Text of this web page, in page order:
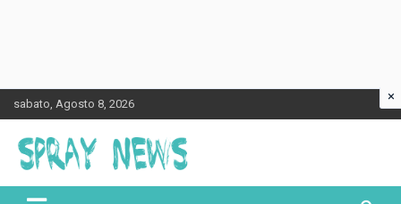
to
content
sabato, Agosto 8, 2026
Spraynews.it
×